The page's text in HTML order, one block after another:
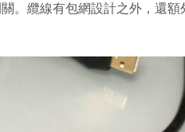
。纜線有包網設計之外，還